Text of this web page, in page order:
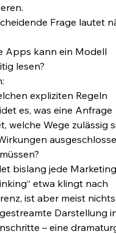
Frage lautet
Apps kann ein Modell
lesen?
expliziten Regeln
es, was eine Anfrage
welche Wege zulässig
bislang jede
etwa klingt nach
ist aber meist
Darstellung
– eine